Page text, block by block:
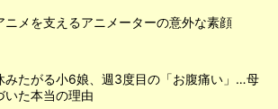
ニメを支えるアニメーターの意外な素顔
みたがる小6娘、週3度目の「お腹痛い」…母
いた本当の理由